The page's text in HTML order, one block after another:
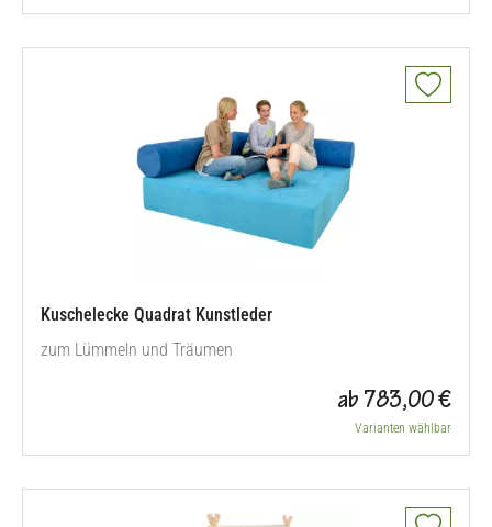
Kuschelecke Quadrat Kunstleder
zum Lümmeln und Träumen
ab 783,00 €
Varianten wählbar